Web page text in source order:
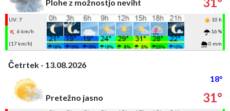
Plohe z možnostjo neviht
UV: 7
10 h
6 km/h
16 %
(17 km/h)
0 mm
Četrtek - 13.08.2026
18°
Pretežno jasno
31°